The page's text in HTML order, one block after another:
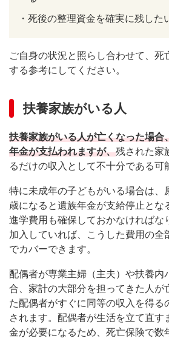
・ 死後の整理資金を確実に残した
ご自身の状況と照らし合わせて、死
する参考にしてください。
扶養家族がいる人
扶養家族がいる人が亡くなった場合
年金が支払われますが、残された家
るだけの収入として不十分である可
特に未成年の子どもがいる場合は、
歳になると遺族年金が支給停止とな
進学費用も確保しておかなければな
加入していれば、こうした費用の全
でカバーできます。
配偶者が専業主婦（主夫）や扶養内
合、家計の大部分を担ってきた人が
た配偶者がすぐに同等の収入を得る
されます。配偶者が生活を立て直す
金が必要になるため、死亡保険で数